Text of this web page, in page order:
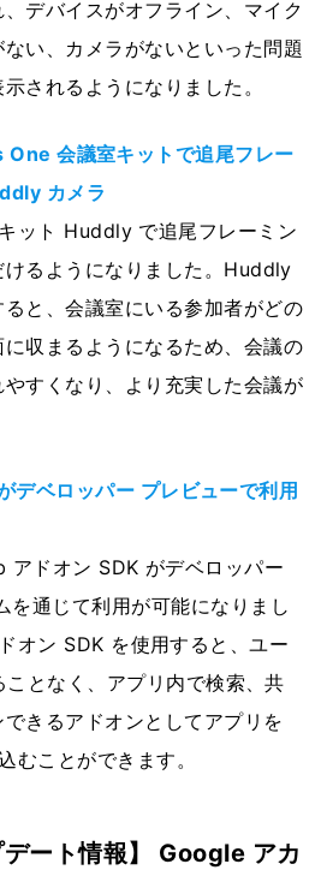
デバイスがオフライン、マイク
い、カメラがないといった問題
されるようになりました。
会議室キットで追尾フレー
カメラ
ット Huddly で追尾フレーミン
けるようになりました。Huddly
と、会議室にいる参加者がどの
収まるようになるため、会議の
すくなり、より充実した会議が
デベロッパー プレビューで利用
ドオン SDK がデベロッパー
を通じて利用が可能になりまし
オン SDK を使用すると、ユー
となく、アプリ内で検索、共
きるアドオンとしてアプリを
ことができます。
デート情報】 Google アカ